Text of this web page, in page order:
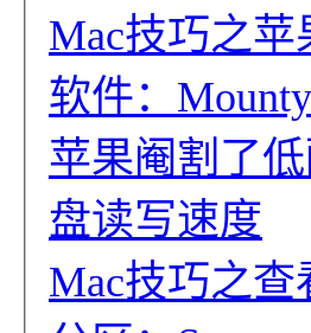
Mac技巧之
软件：Mounty
苹果阉割了
盘读写速度
Mac技巧之